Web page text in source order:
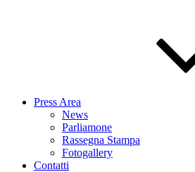
Press Area
News
Parliamone
Rassegna Stampa
Fotogallery
Contatti